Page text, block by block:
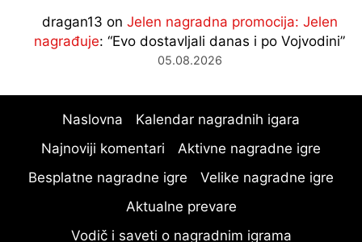
dragan13 on Jelen nagradna promocija: Jelen
nagrađuje: “Evo dostavljali danas i po Vojvodini”
05.08.2026
Naslovna
Kalendar nagradnih igara
Najnoviji komentari
Aktivne nagradne igre
Besplatne nagradne igre
Velike nagradne igre
Aktualne prevare
Vodič i saveti o nagradnim igrama